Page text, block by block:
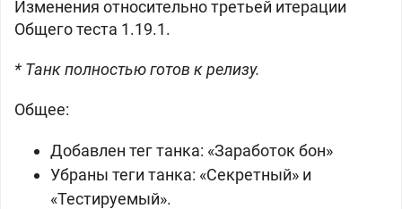
Изменения относительно третьей итерации
Общего теста 1.19.1.
* Танк полностью готов к релизу.
Общее:
Добавлен тег танка: «Заработок бон»
Убраны теги танка: «Секретный» и
«Тестируемый».